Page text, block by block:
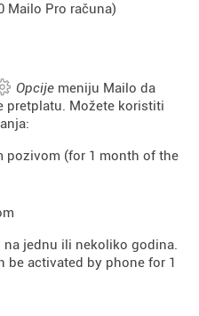
Mailo Pro računa)
Opcije meniju Mailo da
pretplatu. Možete koristiti
pozivom (for 1 month of the
jednu ili nekoliko godina.
be activated by phone for 1